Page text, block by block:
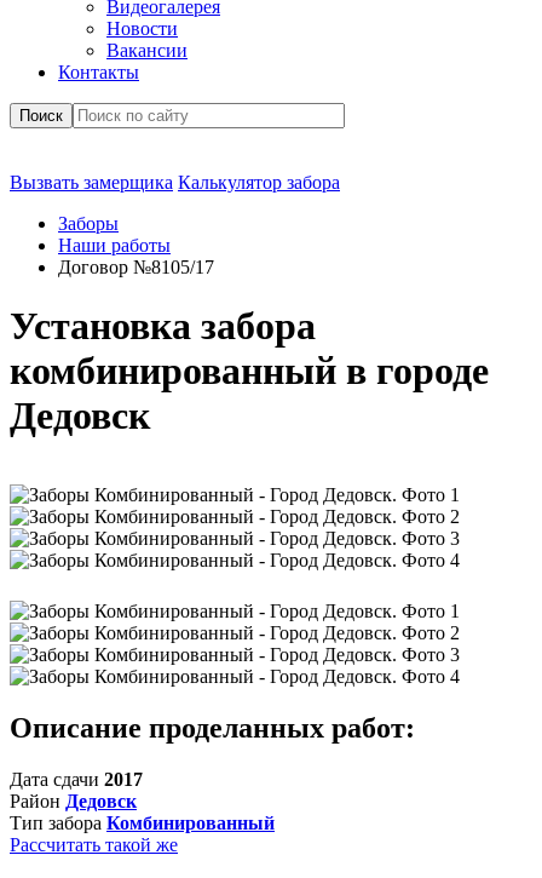
Видеогалерея
Новости
Вакансии
Контакты
Поиск
Вызвать замерщика Калькулятор забора
Заборы
Наши работы
Договор №8105/17
Установка забора
комбинированный в городе
Дедовск
Описание проделанных работ:
Дата сдачи 2017
Район Дедовск
Тип забора Комбинированный
Рассчитать такой же